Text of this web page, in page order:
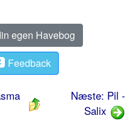
egen Havebog
Feedback
Næste: Pil -
Salix